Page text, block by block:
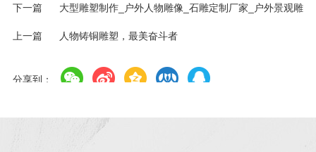
下一篇 大型雕塑制作_户外人物雕像_石雕定制厂家_户外景观雕
塑_大型雕塑定制
上一篇 人物铸铜雕塑，最美奋斗者
分享到：